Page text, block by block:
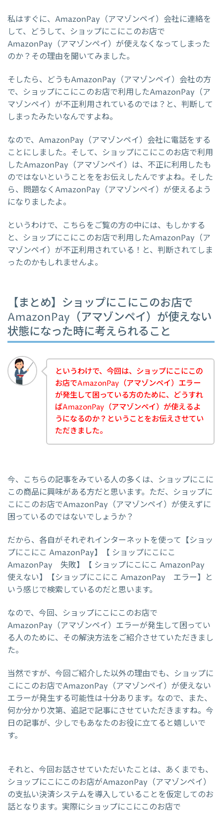
私はすぐに、AmazonPay（アマゾンペイ）会社に連絡を
して、どうして、ショップにこにこのお店で
AmazonPay（アマゾンペイ）が使えなくなってしまった
のか？その理由を聞いてみました。
そしたら、どうもAmazonPay（アマゾンペイ）会社の方
で、ショップにこにこのお店で利用したAmazonPay（ア
マゾンペイ）が不正利用されているのでは？と、判断して
しまったみたいなんですよね。
なので、AmazonPay（アマゾンペイ）会社に電話をする
ことにしました。そして、ショップにこにこのお店で利用
したAmazonPay（アマゾンペイ）は、不正に利用したも
のではないということををお伝えしたんですよね。そした
ら、問題なくAmazonPay（アマゾンペイ）が使えるよう
になりましたよ。
というわけで、こちらをご覧の方の中には、もしかする
と、ショップにこにこのお店で利用したAmazonPay（ア
マゾンペイ）が不正利用されている！と、判断されてしま
ったのかもしれませんよ。
【まとめ】ショップにこにこのお店で
AmazonPay（アマゾンペイ）が使えない
状態になった時に考えられること
というわけで、今回は、ショップにこにこの
お店でAmazonPay（アマゾンペイ）エラー
が発生して困っている方のために、どうすれ
ばAmazonPay（アマゾンペイ）が使えるよ
うになるのか？ということをお伝えさせてい
ただきました。
今、こちらの記事をみている人の多くは、ショップにこに
この商品に興味がある方だと思います。ただ、ショップに
こにこのお店でAmazonPay（アマゾンペイ）が使えずに
困っているのではないでしょうか？
だから、各自がそれぞれインターネットを使って【ショッ
プにこにこ AmazonPay】【 ショップにこにこ
AmazonPay 失敗】【 ショップにこにこ AmazonPay
使えない】【ショップにこにこ AmazonPay エラー】と
いう感じで検索しているのだと思います。
なので、今回、ショップにこにこのお店で
AmazonPay（アマゾンペイ）エラーが発生して困ってい
る人のために、その解決方法をご紹介させていただきまし
た。
当然ですが、今回ご紹介した以外の理由でも、ショップに
こにこのお店でAmazonPay（アマゾンペイ）が使えない
エラーが発生する可能性は十分あります。なので、また、
何か分かり次第、追記で記事にさせていただきますね。今
日の記事が、少しでもあなたのお役に立てると嬉しいで
す。
それと、今回お話させていただいたことは、あくまでも、
ショップにこにこのお店がAmazonPay（アマゾンペイ）
の支払い決済システムを導入していることを仮定してのお
話となります。実際にショップにこにこのお店で